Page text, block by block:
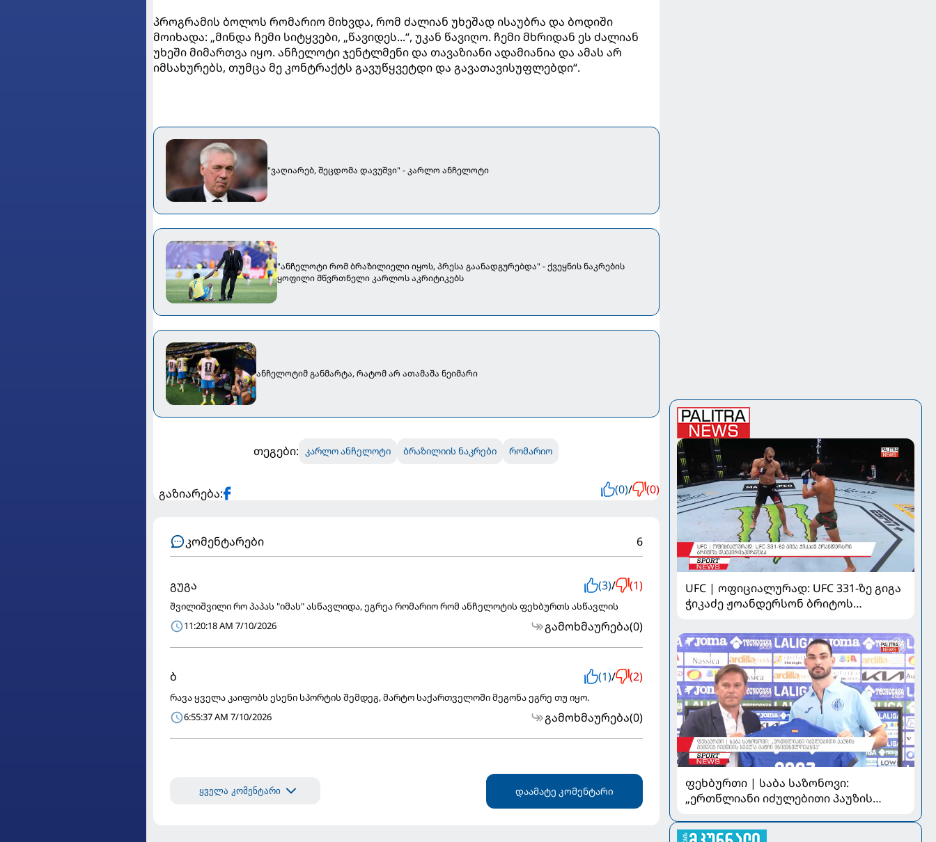
პროგრამის ბოლოს რომარიო მიხვდა, რომ ძალიან უხეშად ისაუბრა და ბოდიში
მოიხადა: „მინდა ჩემი სიტყვები, „წავიდეს...“, უკან წავიღო. ჩემი მხრიდან ეს ძალიან
უხეში მიმართვა იყო. ანჩელოტი ჯენტლმენი და თავაზიანი ადამიანია და ამას არ
იმსახურებს, თუმცა მე კონტრაქტს გავუწყვეტდი და გავათავისუფლებდი“.
"ვაღიარებ, შეცდომა დავუშვი" - კარლო ანჩელოტი
"ანჩელოტი რომ ბრაზილიელი იყოს, პრესა გაანადგურებდა" - ქვეყნის ნაკრების
ყოფილი მწვრთნელი კარლოს აკრიტიკებს
ანჩელოტიმ განმარტა, რატომ არ ათამაშა ნეიმარი
თეგები: კარლო ანჩელოტი ბრაზილიის ნაკრები რომარიო
გაზიარება: (0)/ (0)
კომენტარები 6
გუგა (3)/ (1)
შვილიშვილი რო პაპას "იმას" ასწავლიდა, ეგრეა რომარიო რომ ანჩელოტის ფეხბურთს ასწავლის
11:20:18 AM 7/10/2026
გამოხმაურება(0)
ბ (1)/ (2)
რავა ყველა კაიფობს ესენი სპორტის შემდეგ, მარტო საქართველოში მეგონა ეგრე თუ იყო.
6:55:37 AM 7/10/2026
გამოხმაურება(0)
ყველა კომენტარი დაამატე კომენტარი
UFC | ოფიციალურად: UFC 331-ზე გიგა
ჭიკაძე ჟოანდერსონ ბრიტოს
ფეხბურთი | საბა საზონოვი:
„ერთწლიანი იძულებითი პაუზის
მნიშვნელოვანია“